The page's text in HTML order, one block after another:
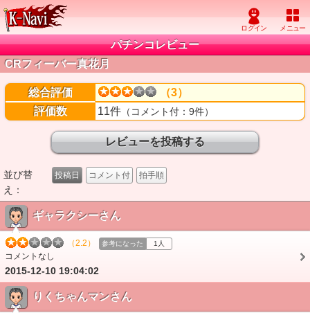
パチンコレビュー
CRフィーバー真花月
総合評価
（3）
評価数
11件 （コメント付：9件）
並び替
え：
投稿日 コメント付 拍手順
ギャラクシーさん
（2.2） 参考になった 1人
コメントなし
2015-12-10 19:04:02
りくちゃんマンさん